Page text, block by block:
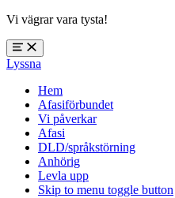
Vi vägrar vara tysta!
Öppna
meny:
%s
Lyssna
Hem
Afasiförbundet
Vi påverkar
Afasi
DLD/språkstörning
Anhörig
Levla upp
Skip to menu toggle button